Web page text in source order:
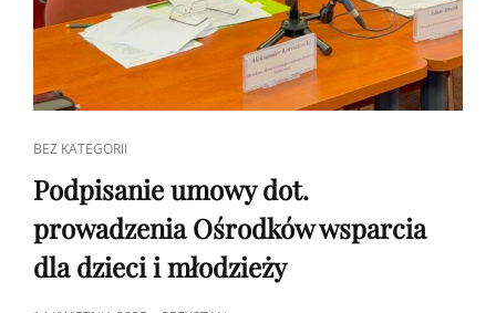
CAT
LINKS
BEZ KATEGORII
Podpisanie umowy dot.
prowadzenia Ośrodków wsparcia
dla dzieci i młodzieży